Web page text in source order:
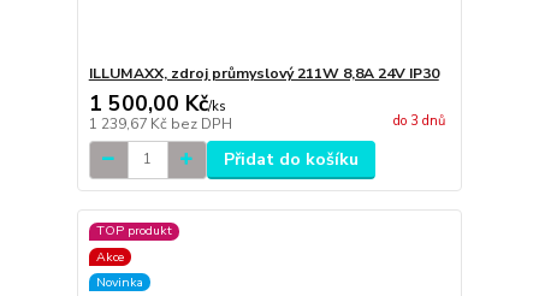
ILLUMAXX, zdroj průmyslový 211W 8,8A 24V IP30
1 500,00 Kč/ks
1 239,67 Kč bez DPH do 3 dnů
Přidat do košíku
TOP produkt
Akce
Novinka